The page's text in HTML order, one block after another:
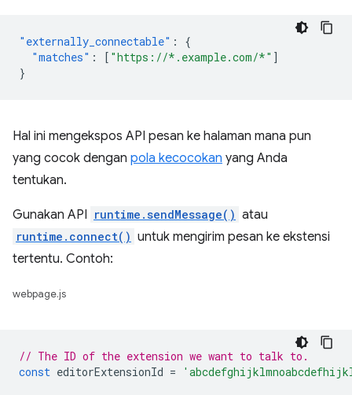
"externally_connectable" :
{
"matches" : [ "https://*.example.com/*" ]
}
Hal ini mengekspos API pesan ke halaman mana pun
yang cocok dengan pola kecocokan yang Anda
tentukan.
Gunakan API runtime.sendMessage() atau
runtime.connect() untuk mengirim pesan ke ekstensi
tertentu. Contoh:
webpage.js
// The ID of the extension we want to talk to.
const editorExtensionId =